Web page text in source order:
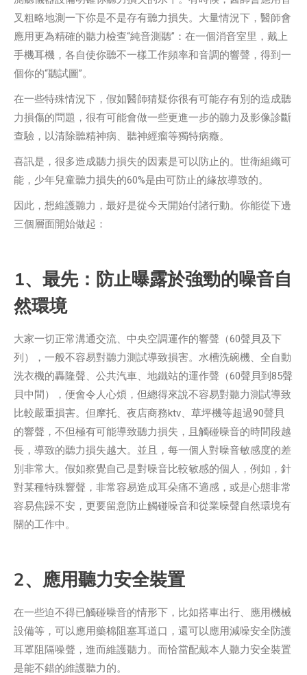
叉粗略地測一下你是不是存有聽力損失。大量情況下，醫師會
應用更為精確的聽力檢查“純音測聽”：在一個消音室里，戴上
手機耳機，各自使你聽不一樣工作頻率和音調的響聲，得到一
個你的“聽試圖”。
在一些特殊情況下，假如醫師猜疑你很有可能存有別的造成聽
力損傷的問題，很有可能會做一些更進一步的聽力及影像診斷
查驗，以清除聽精神病、聽神經瘤等獨特病癥。
喜訊是，很多造成聽力損失的因素是可以防止的。世衛組織可
能，少年兒童聽力損失的60%是由可防止的緣故導致的。
因此，想維護聽力，最好是從今天開始付諸行動。你能從下邊
三個層面開始做起：
1、最先：防止曝露於強勁的噪音自
然環境
大家一切正常溝通交流、中央空調運作的響聲（60聲貝及下
列），一般不容易對聽力測試導致損害。水槽洗碗機、全自動
洗衣機的轟隆聲、公共汽車、地鐵站的運作聲（60聲貝到85聲
貝中間），便會令人心煩，但總得來說不容易對聽力測試導致
比較嚴重損害。但摩托、夜店商務ktv、草坪機等超過90聲貝
的響聲，不但極有可能導致聽力損失，且觸碰噪音的時間段越
長，導致的聽力損失越大。並且，每一個人對噪音敏感度的差
別非常大。假如察覺自己是對噪音比較敏感的個人，例如，針
對某種特殊響聲，非常容易造成耳朵痛不適感，或是心態非常
容易焦躁不安，更要留意防止觸碰噪音和從業噪聲自然環境有
關的工作中。
2、應用聽力安全裝置
在一些迫不得已觸碰噪音的情形下，比如搭車出行、應用機械
設備等，可以應用藥棉阻塞耳道口，還可以應用減噪安全防護
耳罩阻隔噪聲，進而維護聽力。而恰當配戴本人聽力安全裝置
是能不錯的維護聽力的。